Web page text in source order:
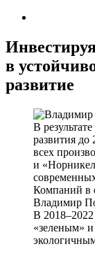
в
развитие
В
развития до
всех
и
Компаний в
Владимир
В 2018–2022
«зеленым»